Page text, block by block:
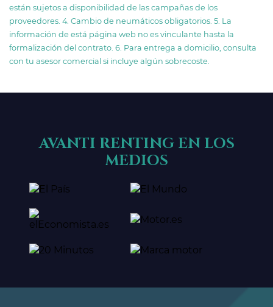
están sujetos a disponibilidad de las campañas de los
proveedores. 4. Cambio de neumáticos obligatorios. 5. La
información de está página web no es vinculante hasta la
formalización del contrato. 6. Para entrega a domicilio, consulta
con tu asesor comercial si incluye algún sobrecoste.
AVANTI RENTING EN LOS
MEDIOS